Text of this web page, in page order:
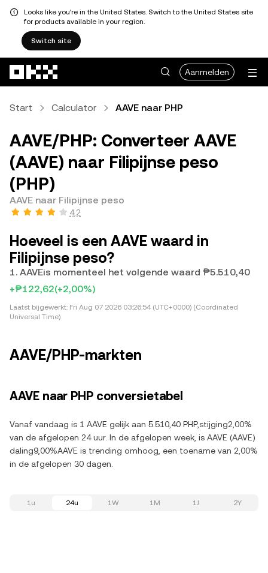
Looks like you're in the United States. Switch to the United States site
for products available in your region.
Switch site
Aanmelden
Start Calculator AAVE naar PHP
AAVE/PHP: Converteer AAVE
(AAVE) naar Filipijnse peso
(PHP)
AAVE naar Filipijnse peso
4,2
Hoeveel is een AAVE waard in
Filipijnse peso?
1. AAVEis momenteel het volgende waard ₱5.510,40
+₱122,62(+2,00%)
Laatst bijgewerkt: Fri Aug 07 2026 03:26:54 (UTC+0000) (Coordinated
Universal Time)
AAVE/PHP-markten
AAVE naar PHP conversietabel
Vanaf vandaag is 1 AAVE gelijk aan 5.510,40 PHP,stijging2,00%
van de afgelopen 24 uur. In de afgelopen week, is AAVE (AAVE)
daling9,00%AAVE is trending omhoog, een toename van 2,00%
in de afgelopen 30 dagen.
1u 24u 1W 1M 1J 2Y